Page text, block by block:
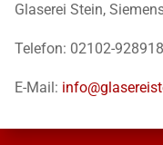
Glaserei Stein,
Telefon: 02102-928918
E-Mail: